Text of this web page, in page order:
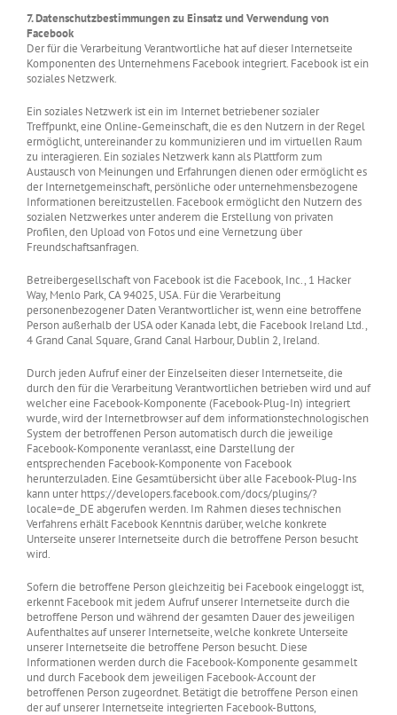
7. Datenschutzbestimmungen zu Einsatz und Verwendung von
Facebook
Der für die Verarbeitung Verantwortliche hat auf dieser Internetseite
Komponenten des Unternehmens Facebook integriert. Facebook ist ein
soziales Netzwerk.
Ein soziales Netzwerk ist ein im Internet betriebener sozialer
Treffpunkt, eine Online-Gemeinschaft, die es den Nutzern in der Regel
ermöglicht, untereinander zu kommunizieren und im virtuellen Raum
zu interagieren. Ein soziales Netzwerk kann als Plattform zum
Austausch von Meinungen und Erfahrungen dienen oder ermöglicht es
der Internetgemeinschaft, persönliche oder unternehmensbezogene
Informationen bereitzustellen. Facebook ermöglicht den Nutzern des
sozialen Netzwerkes unter anderem die Erstellung von privaten
Profilen, den Upload von Fotos und eine Vernetzung über
Freundschaftsanfragen.
Betreibergesellschaft von Facebook ist die Facebook, Inc., 1 Hacker
Way, Menlo Park, CA 94025, USA. Für die Verarbeitung
personenbezogener Daten Verantwortlicher ist, wenn eine betroffene
Person außerhalb der USA oder Kanada lebt, die Facebook Ireland Ltd.,
4 Grand Canal Square, Grand Canal Harbour, Dublin 2, Ireland.
Durch jeden Aufruf einer der Einzelseiten dieser Internetseite, die
durch den für die Verarbeitung Verantwortlichen betrieben wird und auf
welcher eine Facebook-Komponente (Facebook-Plug-In) integriert
wurde, wird der Internetbrowser auf dem informationstechnologischen
System der betroffenen Person automatisch durch die jeweilige
Facebook-Komponente veranlasst, eine Darstellung der
entsprechenden Facebook-Komponente von Facebook
herunterzuladen. Eine Gesamtübersicht über alle Facebook-Plug-Ins
kann unter https://developers.facebook.com/docs/plugins/?
locale=de_DE abgerufen werden. Im Rahmen dieses technischen
Verfahrens erhält Facebook Kenntnis darüber, welche konkrete
Unterseite unserer Internetseite durch die betroffene Person besucht
wird.
Sofern die betroffene Person gleichzeitig bei Facebook eingeloggt ist,
erkennt Facebook mit jedem Aufruf unserer Internetseite durch die
betroffene Person und während der gesamten Dauer des jeweiligen
Aufenthaltes auf unserer Internetseite, welche konkrete Unterseite
unserer Internetseite die betroffene Person besucht. Diese
Informationen werden durch die Facebook-Komponente gesammelt
und durch Facebook dem jeweiligen Facebook-Account der
betroffenen Person zugeordnet. Betätigt die betroffene Person einen
der auf unserer Internetseite integrierten Facebook-Buttons,